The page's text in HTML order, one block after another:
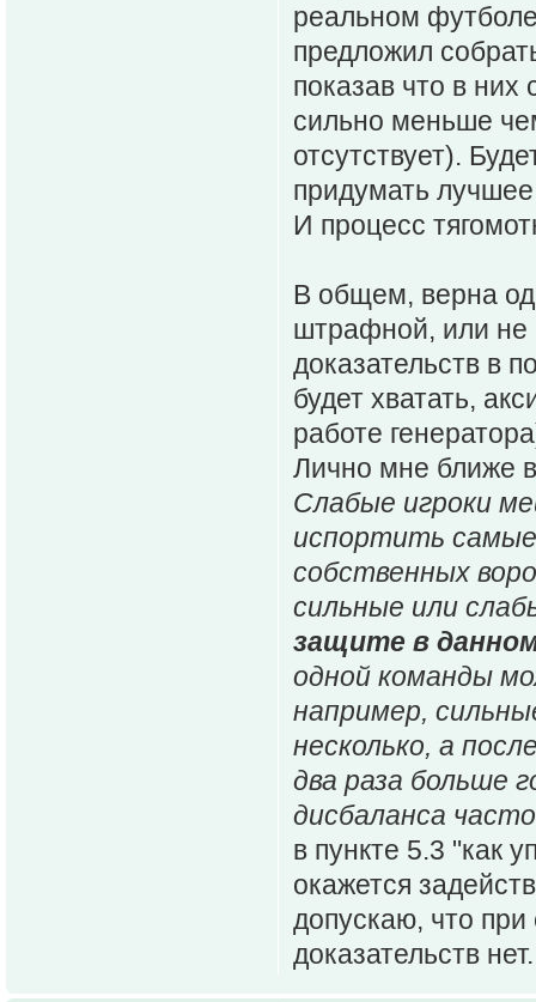
реальном
предложил
показав что в них
сильно меньше
отсутствует).
придумать лучшее
И процесс
В общем, верна
штрафной, или не
доказательств в
будет хватать,
работе
Лично мне ближе
Слабые игроки
испортить
собственных
сильные или
защите в
одной команды
например,
несколько, а
два раза больше
дисбаланса
в пункте 5.3 "как
окажется
допускаю, что
доказательств нет.